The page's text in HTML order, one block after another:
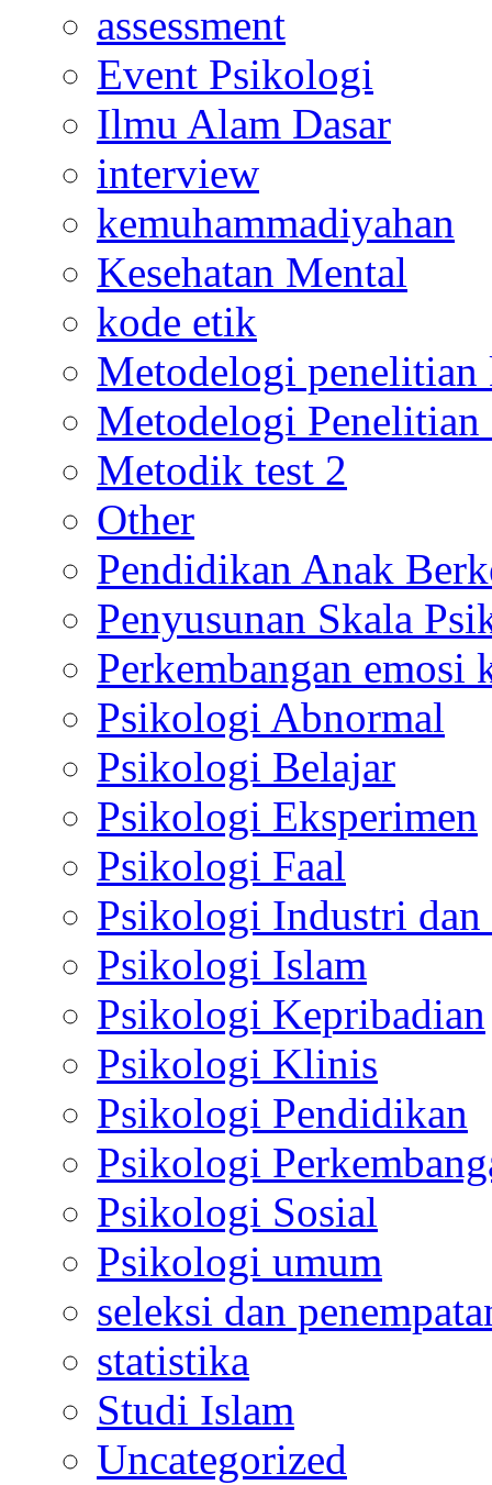
assessment
Event Psikologi
Ilmu Alam Dasar
interview
kemuhammadiyahan
Kesehatan Mental
kode etik
Metodelogi
Metodelogi
Metodik test 2
Other
Pendidikan Anak
Penyusunan Skala
Perkembangan emosi
Psikologi Abnormal
Psikologi Belajar
Psikologi Eksperimen
Psikologi Faal
Psikologi Industri dan
Psikologi Islam
Psikologi Kepribadian
Psikologi Klinis
Psikologi Pendidikan
Psikologi
Psikologi Sosial
Psikologi umum
seleksi dan
statistika
Studi Islam
Uncategorized